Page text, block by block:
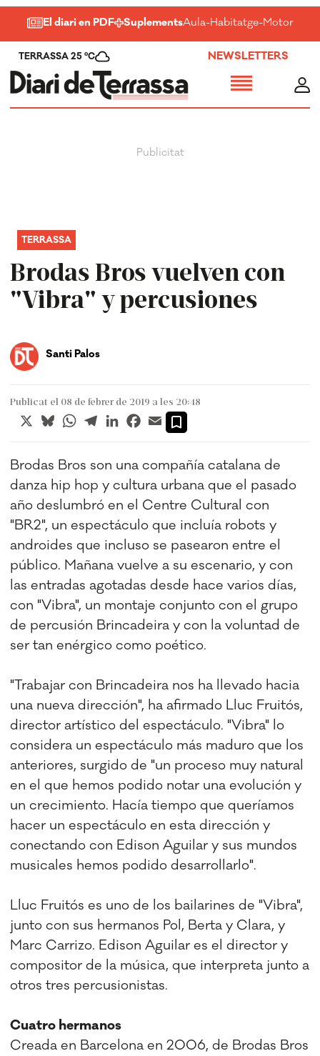
El diari en PDF SuplementsAula-Habitatge-Motor-
TERRASSA 25 ºC NEWSLETTERS
Brodas Bros vuelven con
"Vibra" y percusiones
TERRASSA
Santi Palos
Publicat el 08 de febrer de 2019 a les 20:48
X BlueskyWhatsApp
TelegramLinkedInFacebook
Email
Brodas Bros son una compañía catalana de
danza hip hop y cultura urbana que el pasado
año deslumbró en el Centre Cultural con
"BR2", un espectáculo que incluía robots y
androides que incluso se pasearon entre el
público. Mañana vuelve a su escenario, y con
las entradas agotadas desde hace varios días,
con "Vibra", un montaje conjunto con el grupo
de percusión Brincadeira y con la voluntad de
ser tan enérgico como poético.
"Trabajar con Brincadeira nos ha llevado hacia
una nueva dirección", ha afirmado Lluc Fruitós,
director artístico del espectáculo. "Vibra" lo
considera un espectáculo más maduro que los
anteriores, surgido de "un proceso muy natural
en el que hemos podido notar una evolución y
un crecimiento. Hacía tiempo que queríamos
hacer un espectáculo en esta dirección y
conectando con Edison Aguilar y sus mundos
musicales hemos podido desarrollarlo".
Lluc Fruitós es uno de los bailarines de "Vibra",
junto con sus hermanos Pol, Berta y Clara, y
Marc Carrizo. Edison Aguilar es el director y
compositor de la música, que interpreta junto a
otros tres percusionistas.
Cuatro hermanos
Creada en Barcelona en 2006, de Brodas Bros